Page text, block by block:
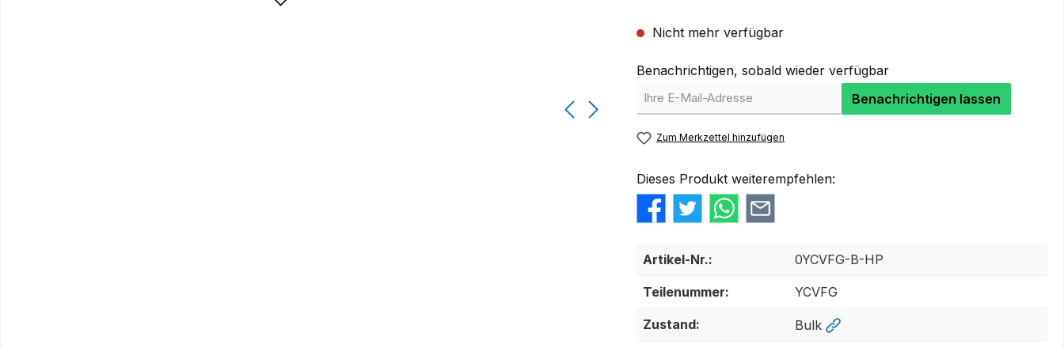
Nicht mehr verfügbar
Benachrichtigen, sobald wieder verfügbar
Benachrichtigen lassen
Zum Merkzettel hinzufügen
Dieses Produkt weiterempfehlen:
Artikel-Nr.: 0YCVFG-B-HP
Teilenummer: YCVFG
Zustand: Bulk